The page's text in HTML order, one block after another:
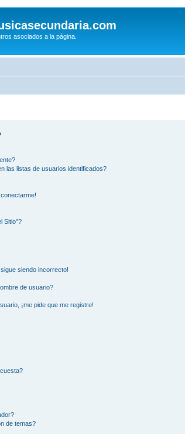
asociados a la página.
las listas de usuarios identificados?
Sitio"?
siendo incorrecto!
de usuario?
¡me pide que me registre!
de temas?